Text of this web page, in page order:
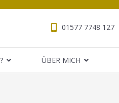
01577 7748 127
ÜBER MICH